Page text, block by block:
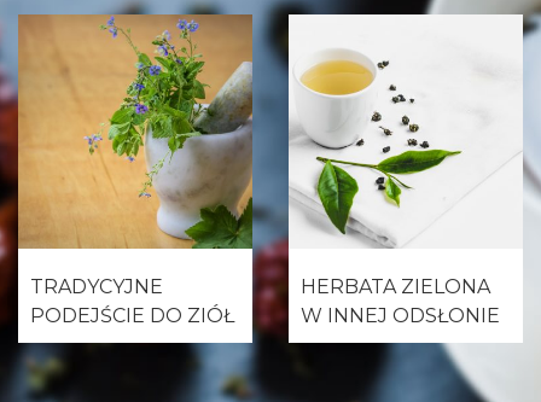
TRADYCYJNE
PODEJŚCIE DO ZIÓŁ
HERBATA ZIELONA
W INNEJ ODSŁONIE